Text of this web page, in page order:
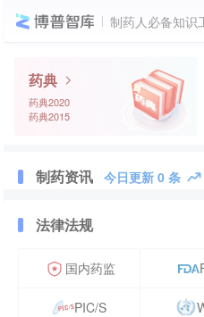
制药人必备知识
药典
药典2020
药典2015
制药资讯 今日更新 0 条
法律法规
国内药监
PIC/S